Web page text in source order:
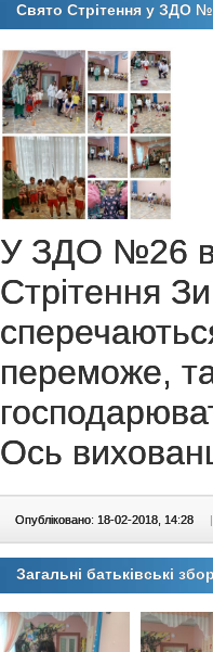
Свято Стрітення у ЗДО
У ЗДО №26
Стрітення
переможе,
Ось
Опубліковано: 18-02-2018, 14:28 |
Загальні батьківські